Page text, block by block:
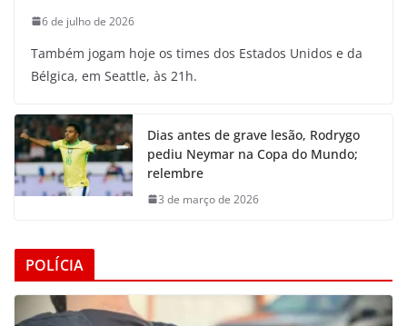
6 de julho de 2026
Também jogam hoje os times dos Estados Unidos e da
Bélgica, em Seattle, às 21h.
Dias antes de grave lesão, Rodrygo
pediu Neymar na Copa do Mundo;
relembre
3 de março de 2026
POLÍCIA